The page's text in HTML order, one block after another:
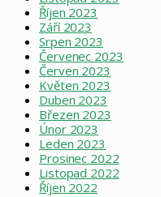
Říjen 2023
Září 2023
Srpen 2023
Červenec 2023
Červen 2023
Květen 2023
Duben 2023
Březen 2023
Únor 2023
Leden 2023
Prosinec 2022
Listopad 2022
Říjen 2022